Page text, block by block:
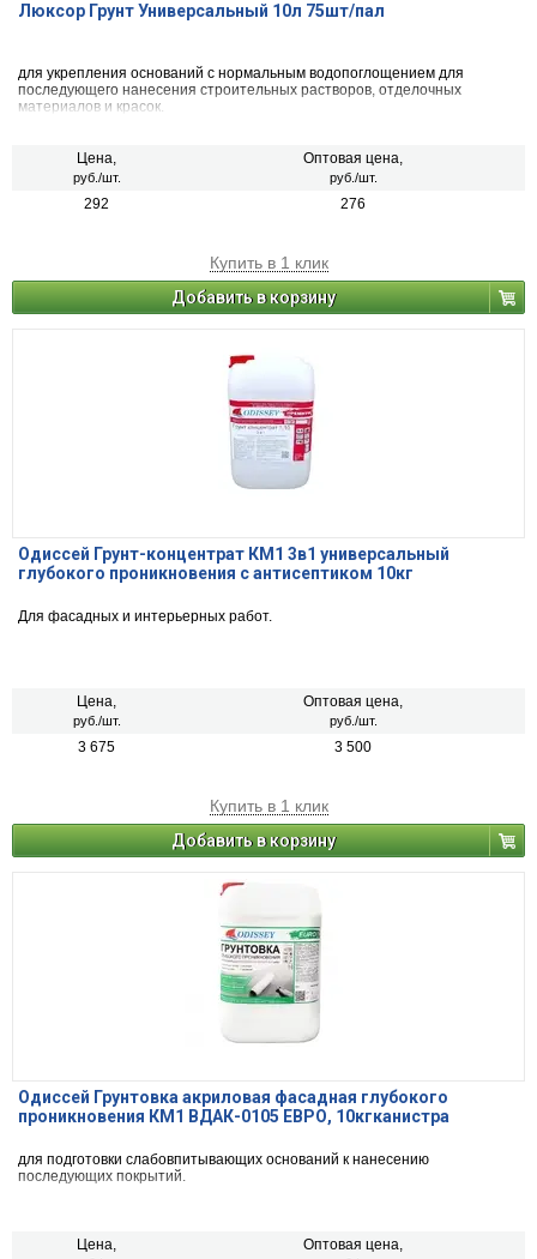
Люксор Грунт Универсальный 10л 75шт/пал
для укрепления оснований с нормальным водопоглощением для
последующего нанесения строительных растворов, отделочных
материалов и красок.
Цена,
руб./шт.
Оптовая цена,
руб./шт.
292 276
Купить в 1 клик
Добавить в корзину
Одиссей Грунт-концентрат КМ1 3в1 универсальный
глубокого проникновения с антисептиком 10кг
Для фасадных и интерьерных работ.
Цена,
руб./шт.
Оптовая цена,
руб./шт.
3 675 3 500
Купить в 1 клик
Добавить в корзину
Одиссей Грунтовка акриловая фасадная глубокого
проникновения КМ1 ВДАК-0105 ЕВРО, 10кгканистра
для подготовки слабовпитывающих оснований к нанесению
последующих покрытий.
Цена, Оптовая цена,